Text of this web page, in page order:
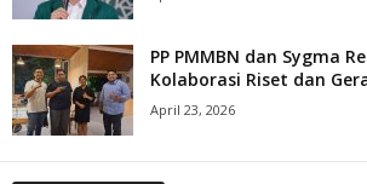
PP PMMBN dan Sygma
Kolaborasi Riset dan
April 23, 2026